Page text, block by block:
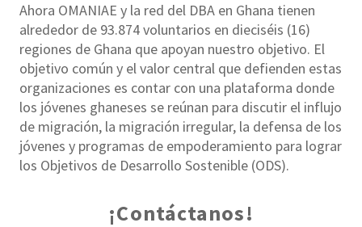
Ahora OMANIAE y la red del DBA en Ghana tienen
alrededor de 93.874 voluntarios en dieciséis (16)
regiones de Ghana que apoyan nuestro objetivo. El
objetivo común y el valor central que defienden estas
organizaciones es contar con una plataforma donde
los jóvenes ghaneses se reúnan para discutir el influjo
de migración, la migración irregular, la defensa de los
jóvenes y programas de empoderamiento para lograr
los Objetivos de Desarrollo Sostenible (ODS).
¡Contáctanos!